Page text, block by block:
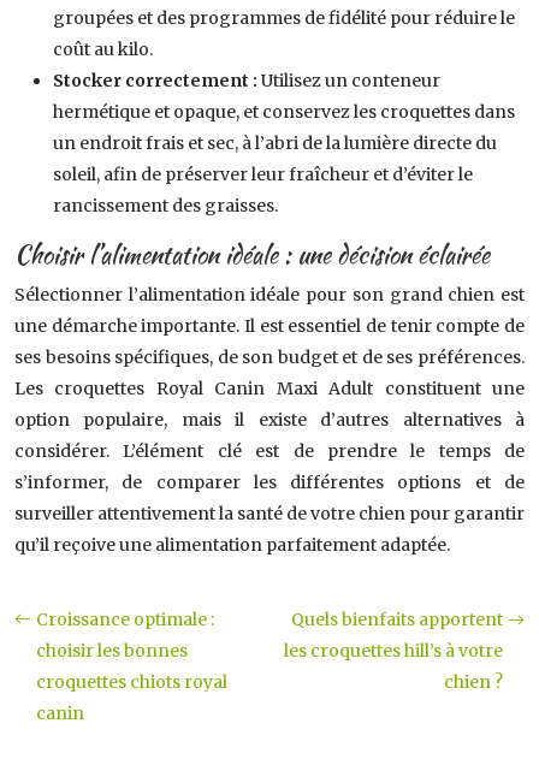
groupées et des programmes de fidélité pour réduire le
coût au kilo.
Stocker correctement : Utilisez un conteneur
hermétique et opaque, et conservez les croquettes dans
un endroit frais et sec, à l’abri de la lumière directe du
soleil, afin de préserver leur fraîcheur et d’éviter le
rancissement des graisses.
Choisir l’alimentation idéale : une décision éclairée
Sélectionner l’alimentation idéale pour son grand chien est
une démarche importante. Il est essentiel de tenir compte de
ses besoins spécifiques, de son budget et de ses préférences.
Les croquettes Royal Canin Maxi Adult constituent une
option populaire, mais il existe d’autres alternatives à
considérer. L’élément clé est de prendre le temps de
s’informer, de comparer les différentes options et de
surveiller attentivement la santé de votre chien pour garantir
qu’il reçoive une alimentation parfaitement adaptée.
Croissance optimale :
choisir les bonnes
croquettes chiots royal
canin
Quels bienfaits apportent
les croquettes hill’s à votre
chien ?